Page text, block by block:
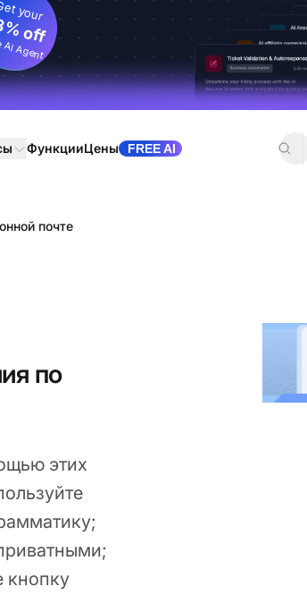
your
off
Agent
ФункцииЦены FREE AI
почте
по
этих
кнопку